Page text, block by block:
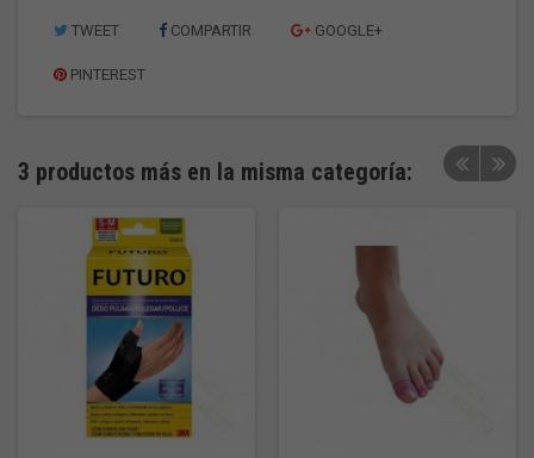
TWEET COMPARTIR GOOGLE+
PINTEREST
3 productos más en la misma categoría: